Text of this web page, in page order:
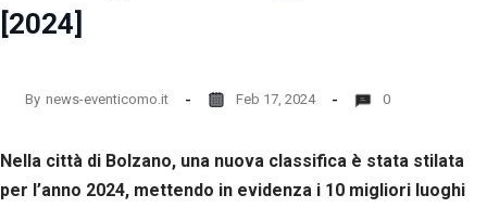
[2024]
By news-eventicomo.it Feb 17, 2024 0
Nella città di Bolzano, una nuova classifica è stata stilata
per l’anno 2024, mettendo in evidenza i 10 migliori luoghi